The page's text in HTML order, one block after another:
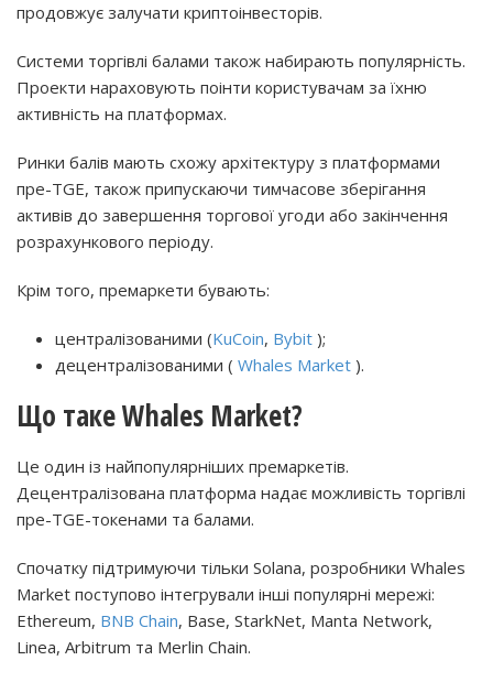
продовжує залучати криптоінвесторів.
Системи торгівлі балами також набирають популярність.
Проекти нараховують поінти користувачам за їхню
активність на платформах.
Ринки балів мають схожу архітектуру з платформами
пре-TGE, також припускаючи тимчасове зберігання
активів до завершення торгової угоди або закінчення
розрахункового періоду.
Крім того, премаркети бувають:
централізованими (KuCoin, Bybit );
децентралізованими ( Whales Market ).
Що таке Whales Market?
Це один із найпопулярніших премаркетів.
Децентралізована платформа надає можливість торгівлі
пре-TGE-токенами та балами.
Спочатку підтримуючи тільки Solana, розробники Whales
Market поступово інтегрували інші популярні мережі:
Ethereum, BNB Chain, Base, StarkNet, Manta Network,
Linea, Arbitrum та Merlin Chain.